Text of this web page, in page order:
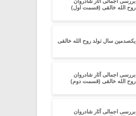
روح الله خالقی (قسمت اول)
یکصدمین سال تولد روح الله خالقی
بررسی اجمالی آثار شادروان
روح الله خالقی (قسمت دوم)
بررسی اجمالی آثار شادروان